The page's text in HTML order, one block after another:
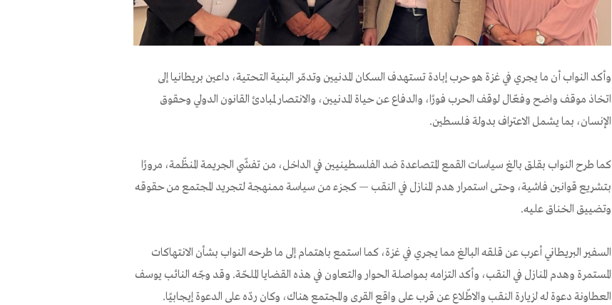
وأكد النواب أن ما يجري في غزة هو حرب إبادة تستهدف السكان المدنيين وتدمّر البنية التحتية، داعين بريطانيا إلى
اتخاذ موقف واضح وفعّال لوقف الحرب فورًا، والدفاع عن حياة المدنيين، والانتصار لمبادئ القانون الدولي وحقوق
الإنسان، بما يشمل الاعتراف بدولة فلسطين.
كما طرح النواب بقلق بالغ سياسات القمع المتصاعدة ضد الفلسطينيين في الداخل، من تفشّي الجريمة المنظّمة، مرورًا
بتشريع قوانين فاشية، وحتى استمرار هدم المنازل في النقب — كجزء من سياسة ممنهجة لتجريد المجتمع من حقوقه
وتضييق الخناق عليه.
السفير البريطاني أعرب عن قلقه البالغ مما يجري في غزة، كما استمع باهتمام إلى ما طرحه النواب بشأن الانتهاكات
المستمرة وهدم المنازل في النقب، وأكد التزامه بمواصلة الحوار والتعاون في هذه القضايا الملحّة. وقد وجّه النائب يوسف
العطاونة دعوة له لزيارة النقب والاطّلاع عن قرب على واقع القرى والمجتمع هناك، وكان ردّه على الدعوة إيجابيًا.